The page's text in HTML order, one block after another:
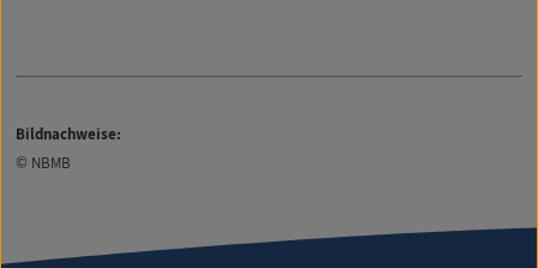
Bildnachweise:
© NBMB